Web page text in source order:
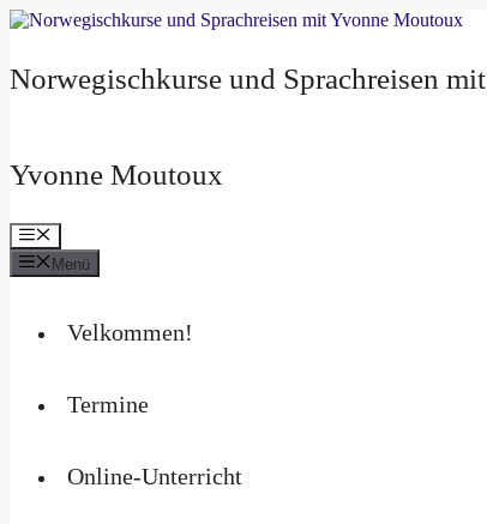
Zum
Norwegischkurse und Sprachreisen mit
Yvonne Moutoux
Menü
Menü
Velkommen!
Termine
Online-Unterricht